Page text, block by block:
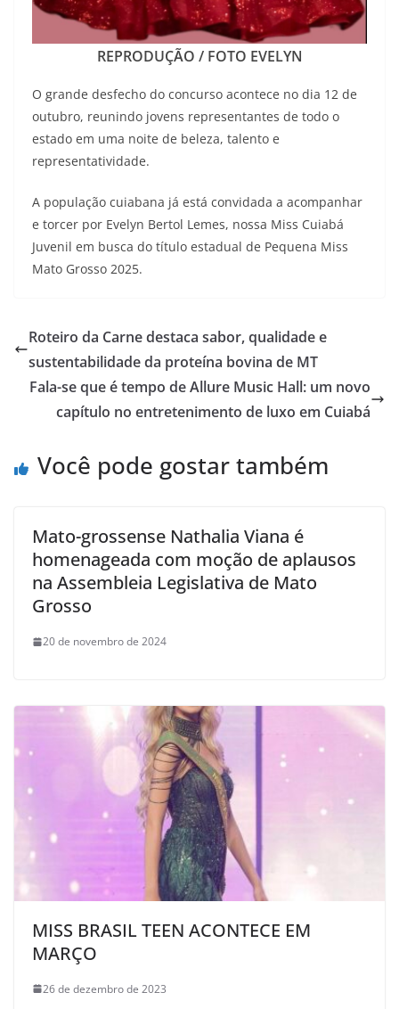
REPRODUÇÃO / FOTO EVELYN
O grande desfecho do concurso acontece no dia 12 de
outubro, reunindo jovens representantes de todo o
estado em uma noite de beleza, talento e
representatividade.
A população cuiabana já está convidada a acompanhar
e torcer por Evelyn Bertol Lemes, nossa Miss Cuiabá
Juvenil em busca do título estadual de Pequena Miss
Mato Grosso 2025.
Roteiro da Carne destaca sabor, qualidade e
sustentabilidade da proteína bovina de MT
Fala-se que é tempo de Allure Music Hall: um novo
capítulo no entretenimento de luxo em Cuiabá
Você pode gostar também
Mato-grossense Nathalia Viana é
homenageada com moção de aplausos
na Assembleia Legislativa de Mato
Grosso
20 de novembro de 2024
MISS BRASIL TEEN ACONTECE EM
MARÇO
26 de dezembro de 2023